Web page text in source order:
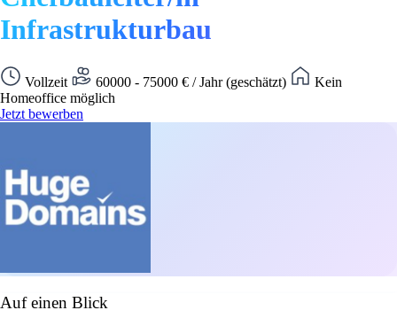
Infrastrukturbau
Vollzeit 60000 - 75000 € / Jahr (geschätzt)
Kein
Homeoffice möglich
Jetzt bewerben
Auf einen Blick